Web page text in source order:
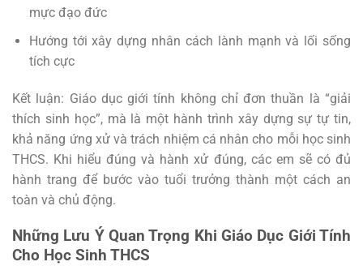
mực đạo đức
Hướng tới xây dựng nhân cách lành mạnh và lối sống
tích cực
Kết luận: Giáo dục giới tính không chỉ đơn thuần là “giải
thích sinh học”, mà là một hành trình xây dựng sự tự tin,
khả năng ứng xử và trách nhiệm cá nhân cho mỗi học sinh
THCS. Khi hiểu đúng và hành xử đúng, các em sẽ có đủ
hành trang để bước vào tuổi trưởng thành một cách an
toàn và chủ động.
Những Lưu Ý Quan Trọng Khi Giáo Dục Giới Tính
Cho Học Sinh THCS